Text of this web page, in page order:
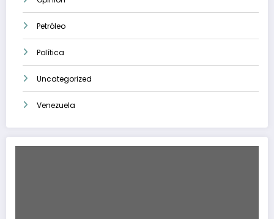
Petróleo
Política
Uncategorized
Venezuela